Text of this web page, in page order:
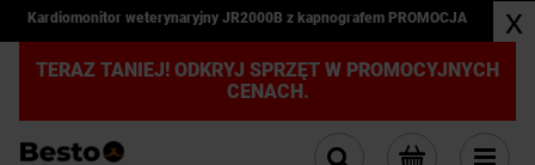
Kardiomonitor weterynaryjny JR2000B z kapnografem PROMOCJA x
TERAZ TANIEJ! ODKRYJ SPRZĘT W PROMOCYJNYCH
CENACH.